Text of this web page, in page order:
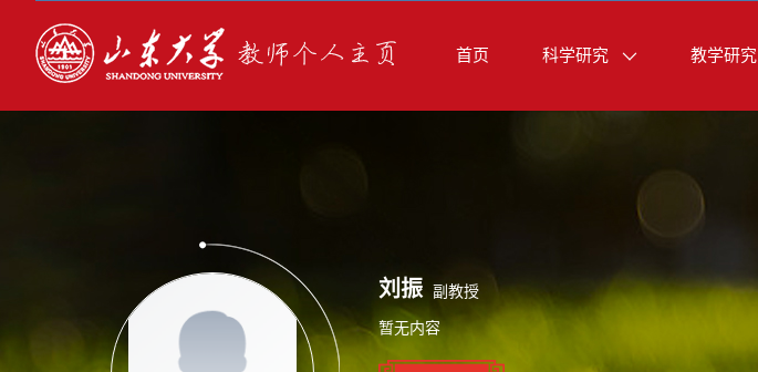
首页 科学研究 教学研究
刘振 副教授
暂无内容